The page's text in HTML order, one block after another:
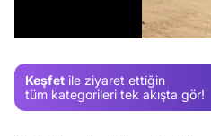
Keşfet ile ziyaret ettiğin
tüm kategorileri tek akışta gör!